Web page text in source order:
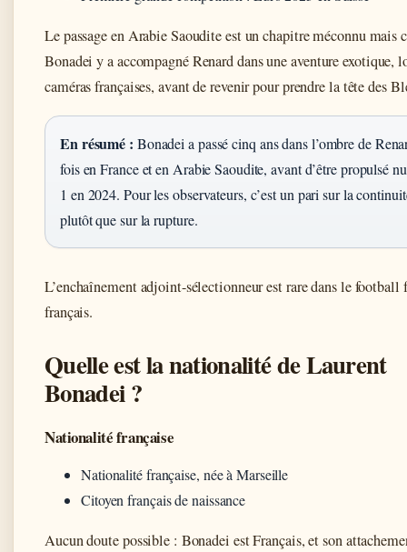
Le passage en Arabie Saoudite est un chapitre méconnu mais
Bonadei y a accompagné Renard dans une aventure exotique,
caméras françaises, avant de revenir pour prendre la tête des
En résumé : Bonadei a passé cinq ans dans l’ombre de
fois en France et en Arabie Saoudite, avant d’être propulsé
1 en 2024. Pour les observateurs, c’est un pari sur la
plutôt que sur la rupture.
L’enchaînement adjoint-sélectionneur est rare dans le
français.
Quelle est la nationalité de Laurent
Bonadei ?
Nationalité française
Nationalité française, née à Marseille
Citoyen français de naissance
Aucun doute possible : Bonadei est Français, et son